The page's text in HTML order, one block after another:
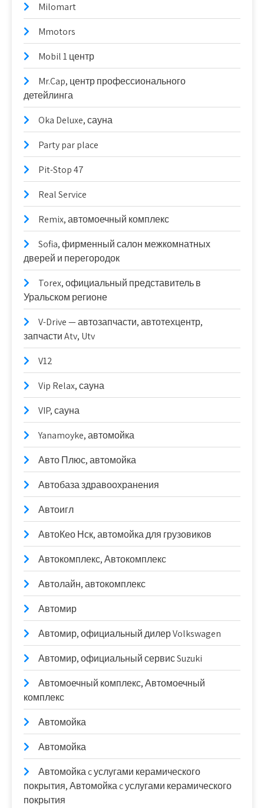
Milomart
Mmotors
Mobil 1 центр
Mr.Cap, центр профессионального
детейлинга
Oka Deluxe, сауна
Party par place
Pit-Stop 47
Real Service
Remix, автомоечный комплекс
Sofia, фирменный салон межкомнатных
дверей и перегородок
Torex, официальный представитель в
Уральском регионе
V-Drive — автозапчасти, автотехцентр,
запчасти Atv, Utv
V12
Vip Relax, сауна
VIP, сауна
Yanamoyke, автомойка
Авто Плюс, автомойка
Автобаза здравоохранения
Автоигл
АвтоКео Нск, автомойка для грузовиков
Автокомплекс, Автокомплекс
Автолайн, автокомплекс
Автомир
Автомир, официальный дилер Volkswagen
Автомир, официальный сервис Suzuki
Автомоечный комплекс, Автомоечный
комплекс
Автомойка
Автомойка
Автомойка c услугами керамического
покрытия, Автомойка c услугами керамического
покрытия